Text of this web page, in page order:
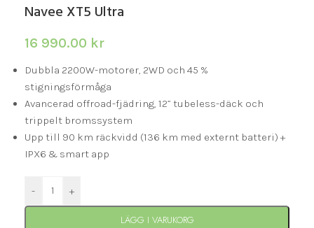
Navee XT5 Ultra
16 990.00 kr
Dubbla 2200W-motorer, 2WD och 45 %
stigningsförmåga
Avancerad offroad-fjädring, 12” tubeless-däck och
trippelt bromssystem
Upp till 90 km räckvidd (136 km med externt batteri) +
IPX6 & smart app
- +
LÄGG I VARUKORG